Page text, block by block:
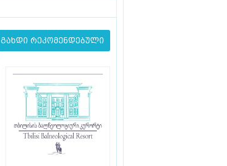
გახდი რეკომენდებული